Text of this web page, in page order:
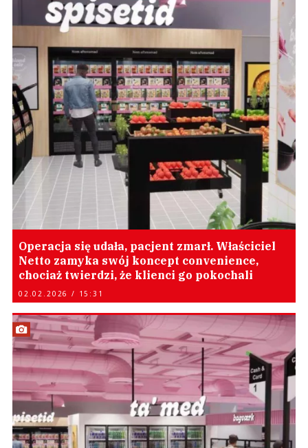
Operacja się udała, pacjent zmarł. Właściciel
Netto zamyka swój koncept convenience,
chociaż twierdzi, że klienci go pokochali
02.02.2026 / 15:31